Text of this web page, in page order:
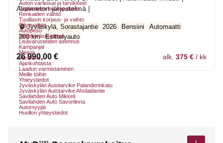
Auton varaosat ja tarvikkeet
Digitaalinen huoltopalvelu
Renkaiden vaihto
Tuulilasin korjaus- ja vaihto
Öljynvaihto
Autopesu
Nelipyöräsuuntaus
Lisävarusteiden asennus
Kampanjat
Meistä
Konserni
Ajankohtaista
Laadun varmistaminen
Meille töihin
Yhteystiedot
Jyväskylän Autotarvike Palanderinkatu
Jyväskylän Autotarvike Aholaidantie
Savilahden Auto Mikkeli
Savilahden Auto Savonlinna
Automyyjät
Huollon yhteystiedot
Avaimeton järjestelmä |
Jyväskylä, Sorastajantie 2026 Bensiini
Automaatti
200 km
Esittelyauto
26 990,00 € alk. 375 € / kk